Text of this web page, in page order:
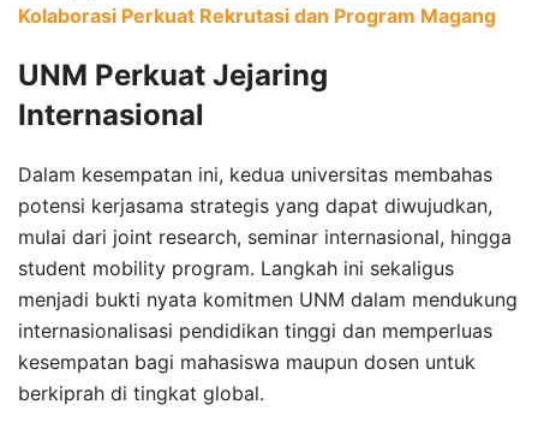
Kolaborasi Perkuat Rekrutasi dan Program Magang
UNM Perkuat Jejaring
Internasional
Dalam kesempatan ini, kedua universitas membahas
potensi kerjasama strategis yang dapat diwujudkan,
mulai dari joint research, seminar internasional, hingga
student mobility program. Langkah ini sekaligus
menjadi bukti nyata komitmen UNM dalam mendukung
internasionalisasi pendidikan tinggi dan memperluas
kesempatan bagi mahasiswa maupun dosen untuk
berkiprah di tingkat global.